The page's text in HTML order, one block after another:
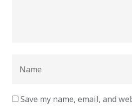
Save my name, email, and